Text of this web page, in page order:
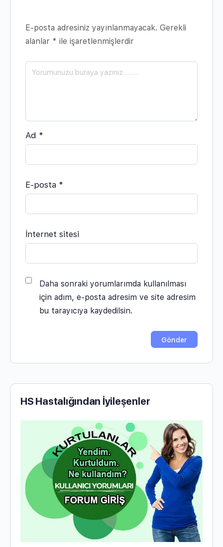
E-posta adresiniz yayınlanmayacak. Gerekli
alanlar * ile işaretlenmişlerdir
Ad *
E-posta *
İnternet sitesi
Daha sonraki yorumlarımda kullanılması
için adım, e-posta adresim ve site adresim
bu tarayıcıya kaydedilsin.
HS Hastalığından İyileşenler